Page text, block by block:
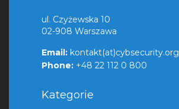
ul. Czyżewska 10
02-908 Warszawa
Email: kontakt(at)cybsecurity.org
Phone: +48 22 112 0 800
Kategorie